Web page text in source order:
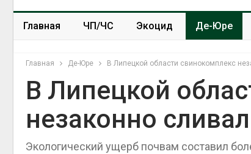
Главная ЧП/ЧС Экоцид Де-Юре
Главная Де-Юре В Липецкой области свинокомплекс
В Липецкой
незаконно
Экологический ущерб почвам составил